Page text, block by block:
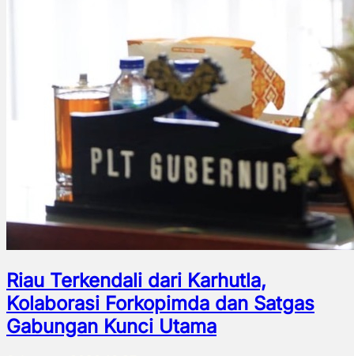
Riau Terkendali dari Karhutla,
Kolaborasi Forkopimda dan Satgas
Gabungan Kunci Utama